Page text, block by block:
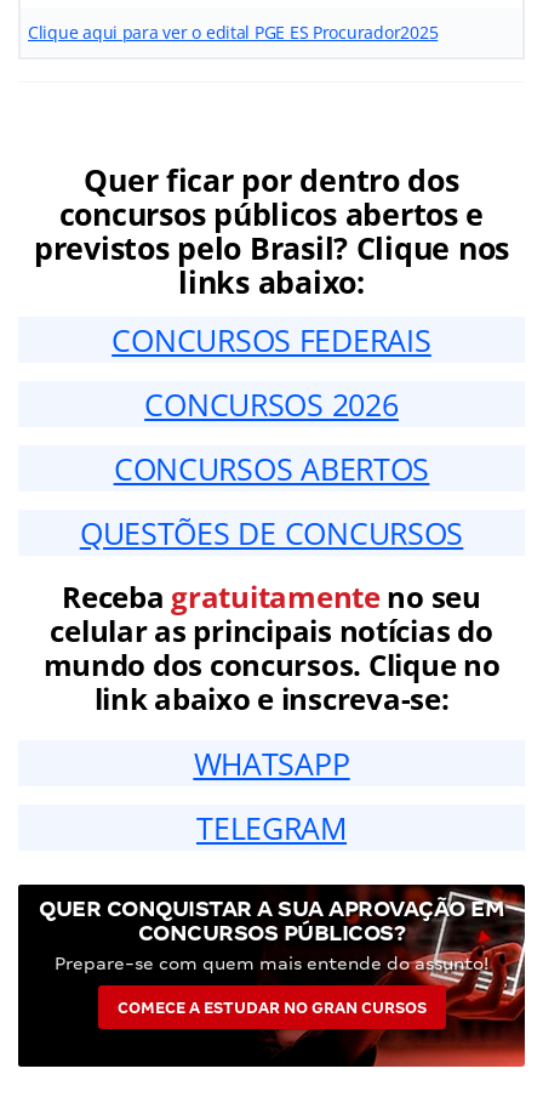
Clique aqui para ver o edital PGE ES Procurador2025
Quer ficar por dentro dos
concursos públicos abertos e
previstos pelo Brasil? Clique nos
links abaixo:
CONCURSOS FEDERAIS
CONCURSOS 2026
CONCURSOS ABERTOS
QUESTÕES DE CONCURSOS
Receba gratuitamenteno seu
celular as principais notícias do
mundo dos concursos. Clique no
link abaixo e inscreva-se:
WHATSAPP
TELEGRAM
QUER CONQUISTAR A SUA APROVAÇÃO EM
CONCURSOS PÚBLICOS?
Prepare-se com quem mais entende do assunto!
COMECE A ESTUDAR NO GRAN CURSOS